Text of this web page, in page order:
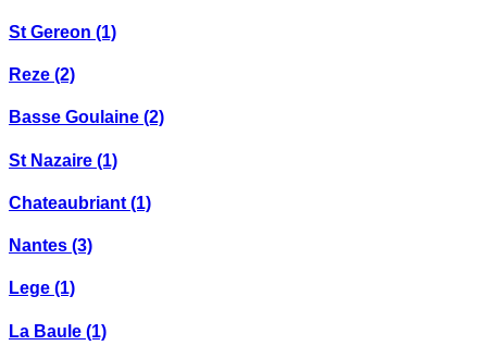
St Gereon (1)
Reze (2)
Basse Goulaine (2)
St Nazaire (1)
Chateaubriant (1)
Nantes (3)
Lege (1)
La Baule (1)